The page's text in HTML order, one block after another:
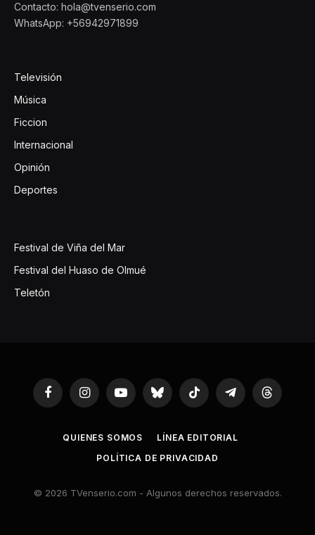
Contacto: hola@tvenserio.com
WhatsApp: +56942971899
Televisión
Música
Ficcion
Internacional
Opinión
Deportes
Festival de Viña del Mar
Festival del Huaso de Olmué
Teletón
FacebookInstagramYouTubeBluesky TikTok TelegramThreads
QUIENES SOMOS
LÍNEA EDITORIAL
POLÍTICA DE PRIVACIDAD
© 2026 TVenserio.com - Algunos derechos reservados.